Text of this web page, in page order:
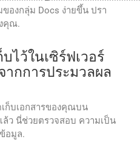
ของกลุ่ม Docs ง่ายขึ้น ปรา
คุณ.
ไว้ในเซิร์ฟเวอร์
ากการประมวลผล
ก็บเอกสารของคุณบน
ล้ว นี่ช่วยตรวจสอบ ความเป็น
อมูล.